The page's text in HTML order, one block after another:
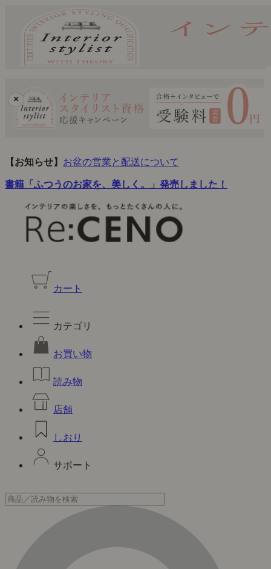
×
【お知らせ】 お盆の営業と配送について
書籍「ふつうのお家を、美しく。」発売しました！
カート
カテゴリ
お買い物
読み物
店舗
しおり
サポート